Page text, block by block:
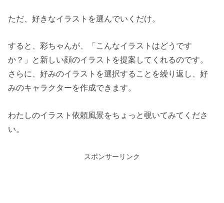
ただ、好きなイラストを選んでいくだけ。
すると、彩ちゃんが、「こんなイラストはどうです
か？」と新しい顔のイラストを提案してくれるのです。
さらに、好みのイラストを選択することを繰り返し、好
みのキャラクターを作成できます。
わたしのイラスト依頼風景をちょっと覗いてみてくださ
い。
スポンサーリンク